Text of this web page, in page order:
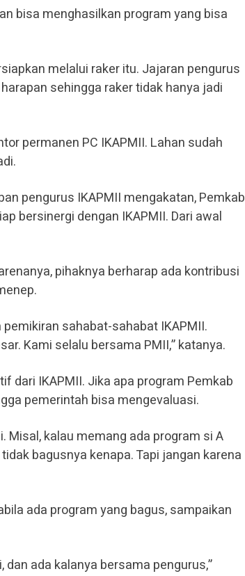
bisa menghasilkan program yang bisa
melalui raker itu. Jajaran pengurus
sehingga raker tidak hanya jadi
permanen PC IKAPMII. Lahan sudah
pengurus IKAPMII mengakatan, Pemkab
bersinergi dengan IKAPMII. Dari awal
pihaknya berharap ada kontribusi
sahabat-sahabat IKAPMII.
Kami selalu bersama PMII,” katanya.
dari IKAPMII. Jika apa program Pemkab
pemerintah bisa mengevaluasi.
Misal, kalau memang ada program si A
bagusnya kenapa. Tapi jangan karena
ada program yang bagus, sampaikan
ada kalanya bersama pengurus,”